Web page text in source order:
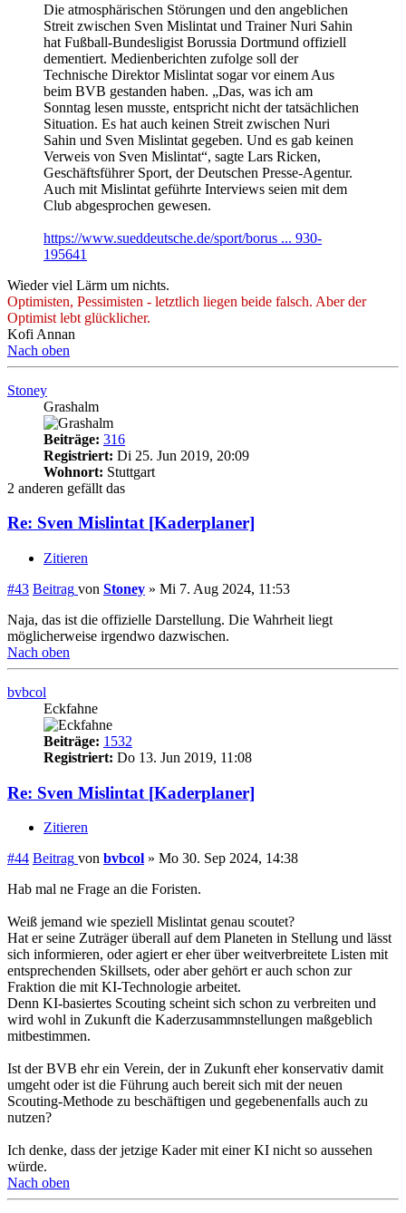
Die atmosphärischen Störungen und den angeblichen
Streit zwischen Sven Mislintat und Trainer Nuri Sahin
hat Fußball-Bundesligist Borussia Dortmund offiziell
dementiert. Medienberichten zufolge soll der
Technische Direktor Mislintat sogar vor einem Aus
beim BVB gestanden haben. „Das, was ich am
Sonntag lesen musste, entspricht nicht der tatsächlichen
Situation. Es hat auch keinen Streit zwischen Nuri
Sahin und Sven Mislintat gegeben. Und es gab keinen
Verweis von Sven Mislintat“, sagte Lars Ricken,
Geschäftsführer Sport, der Deutschen Presse-Agentur.
Auch mit Mislintat geführte Interviews seien mit dem
Club abgesprochen gewesen.
https://www.sueddeutsche.de/sport/borus ... 930-
195641
Wieder viel Lärm um nichts.
Optimisten, Pessimisten - letztlich liegen beide falsch. Aber der
Optimist lebt glücklicher.
Kofi Annan
Nach oben
Stoney
Grashalm
Beiträge: 316
Registriert: Di 25. Jun 2019, 20:09
Wohnort: Stuttgart
2 anderen gefällt das
Re: Sven Mislintat [Kaderplaner]
Zitieren
#43 Beitrag von Stoney » Mi 7. Aug 2024, 11:53
Naja, das ist die offizielle Darstellung. Die Wahrheit liegt
möglicherweise irgendwo dazwischen.
Nach oben
bvbcol
Eckfahne
Beiträge: 1532
Registriert: Do 13. Jun 2019, 11:08
Re: Sven Mislintat [Kaderplaner]
Zitieren
#44 Beitrag von bvbcol » Mo 30. Sep 2024, 14:38
Hab mal ne Frage an die Foristen.
Weiß jemand wie speziell Mislintat genau scoutet?
Hat er seine Zuträger überall auf dem Planeten in Stellung und lässt
sich informieren, oder agiert er eher über weitverbreitete Listen mit
entsprechenden Skillsets, oder aber gehört er auch schon zur
Fraktion die mit KI-Technologie arbeitet.
Denn KI-basiertes Scouting scheint sich schon zu verbreiten und
wird wohl in Zukunft die Kaderzusammnstellungen maßgeblich
mitbestimmen.
Ist der BVB ehr ein Verein, der in Zukunft eher konservativ damit
umgeht oder ist die Führung auch bereit sich mit der neuen
Scouting-Methode zu beschäftigen und gegebenenfalls auch zu
nutzen?
Ich denke, dass der jetzige Kader mit einer KI nicht so aussehen
würde.
Nach oben